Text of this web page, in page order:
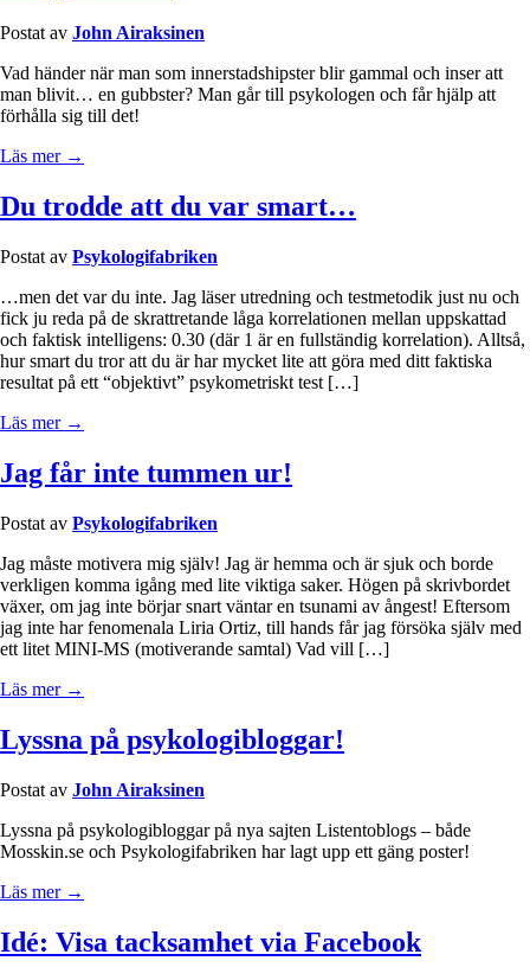
Postat av John Airaksinen
Vad händer när man som innerstadshipster blir gammal och inser att
man blivit… en gubbster? Man går till psykologen och får hjälp att
förhålla sig till det!
Läs mer →
Du trodde att du var smart…
Postat av Psykologifabriken
…men det var du inte. Jag läser utredning och testmetodik just nu och
fick ju reda på de skrattretande låga korrelationen mellan uppskattad
och faktisk intelligens: 0.30 (där 1 är en fullständig korrelation). Alltså,
hur smart du tror att du är har mycket lite att göra med ditt faktiska
resultat på ett “objektivt” psykometriskt test […]
Läs mer →
Jag får inte tummen ur!
Postat av Psykologifabriken
Jag måste motivera mig själv! Jag är hemma och är sjuk och borde
verkligen komma igång med lite viktiga saker. Högen på skrivbordet
växer, om jag inte börjar snart väntar en tsunami av ångest! Eftersom
jag inte har fenomenala Liria Ortiz, till hands får jag försöka själv med
ett litet MINI-MS (motiverande samtal) Vad vill […]
Läs mer →
Lyssna på psykologibloggar!
Postat av John Airaksinen
Lyssna på psykologibloggar på nya sajten Listentoblogs – både
Mosskin.se och Psykologifabriken har lagt upp ett gäng poster!
Läs mer →
Idé: Visa tacksamhet via Facebook